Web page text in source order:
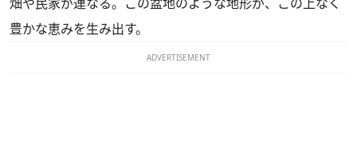
豊かな恵みを生み出す。
ADVERTISEMENT